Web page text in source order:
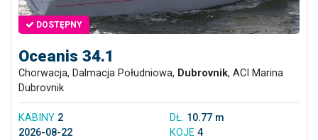
DOSTĘPNY
Oceanis 34.1
Chorwacja, Dalmacja Południowa, Dubrovnik, ACI Marina
Dubrovnik
KABINY 2 DŁ. 10.77 m
2026-08-22
KOJE 4